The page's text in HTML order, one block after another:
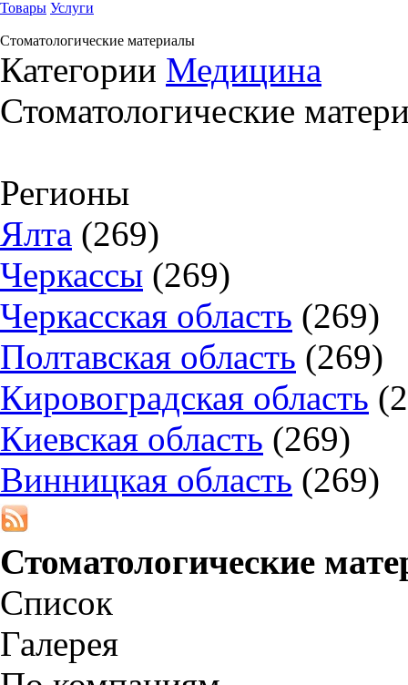
Товары Услуги
Стоматологические материалы
Категории Медицина
Стоматологические
Регионы
Ялта (269)
Черкассы (269)
Черкасская область (269)
Полтавская область (269)
Кировоградская область
Киевская область (269)
Винницкая область (269)
Стоматологические
Список
Галерея